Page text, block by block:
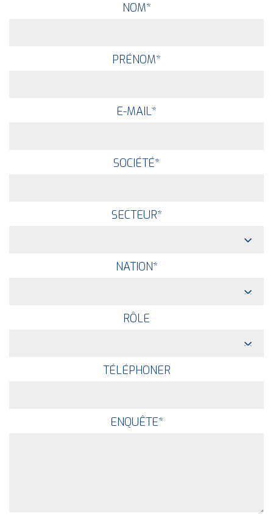
NOM*
PRÉNOM*
E-MAIL*
SOCIÉTÉ*
SECTEUR*
NATION*
RÔLE
TÉLÉPHONER
ENQUÊTE*